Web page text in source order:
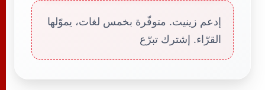
إدعم زينيت. متوفّرة بخمس لغات، يموّلها
القرّاء. إشترك تبرّع